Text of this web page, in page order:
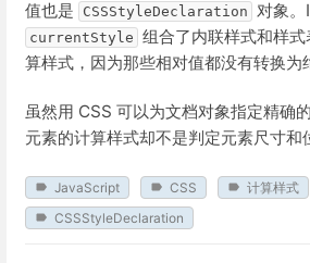
值也是
CSSStyleDeclaration 对象。
currentStyle 组合了内联样式和样
算样式，因为那些相对值都没有转换为
虽然用 CSS 可以为文档对象指定精确
元素的计算样式却不是判定元素尺寸和
JavaScript CSS
计算样式
CSSStyleDeclaration